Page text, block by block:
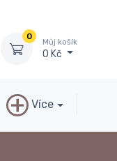
0
Můj košík
0 Kč
Více